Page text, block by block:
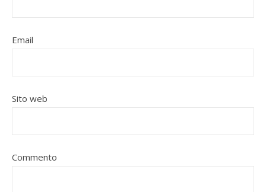
Email
Sito web
Commento